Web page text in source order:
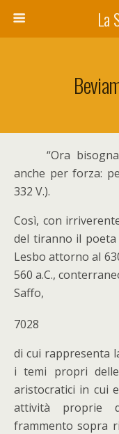
La
“Ora
anche per forza:
332 V.).
Così, con
del tiranno il poeta
Lesbo attorno al
560 a.C.,
Saffo,
7028
di cui rappresenta
i temi propri delle
aristocratici in cui
attività proprie
frammento sopra